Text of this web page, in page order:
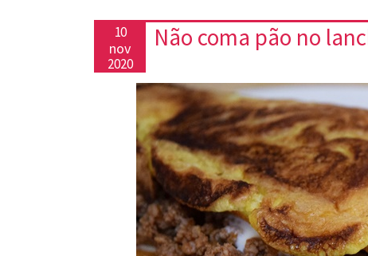
10
nov
2020
Não coma pão no